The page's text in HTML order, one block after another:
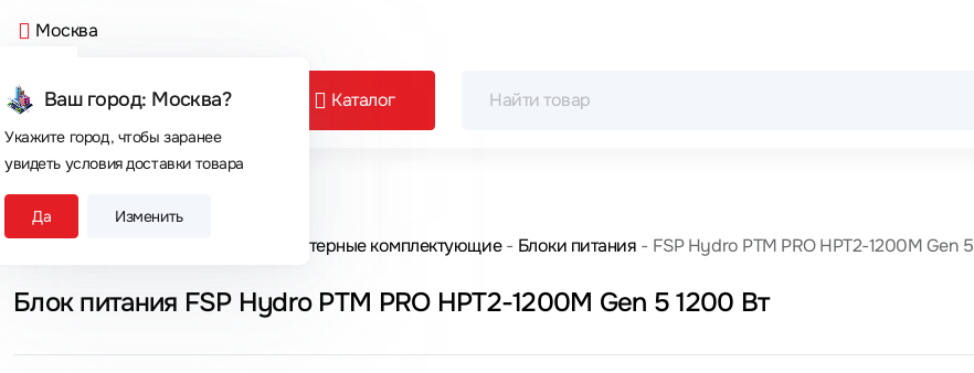
Москва
Ваш город: Москва?
Укажите город, чтобы заранее
увидеть условия доставки товара
Да Изменить
Каталог
Сегодня покупают
Главная Компьютерные комплектующие Блоки питания FSP Hydro PTM PRO HPT2-1200M Gen 5
Блок питания FSP Hydro PTM PRO HPT2-1200M Gen 5 1200 Вт